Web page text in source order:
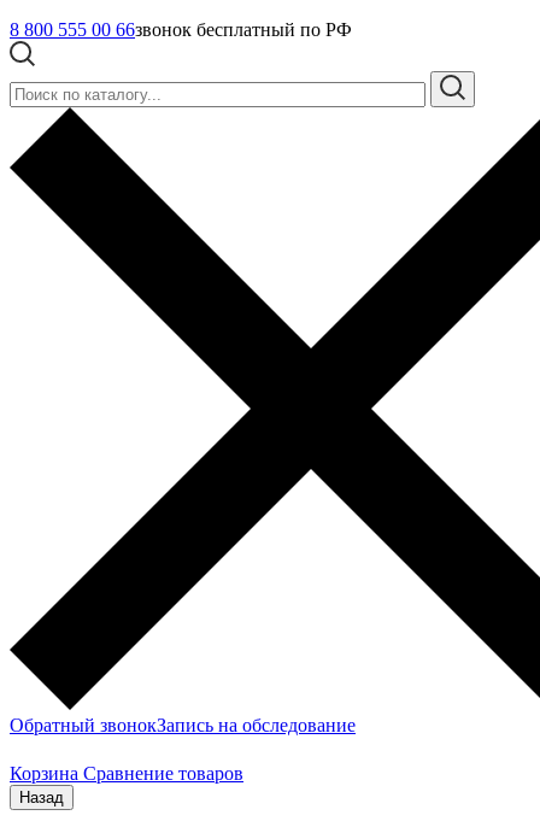
8 800 555 00 66звонок бесплатный по РФ
Обратный звонокЗапись на обследование
Корзина Сравнение товаров
Назад